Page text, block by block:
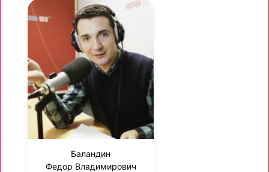
Баландин
Федор Владимирович